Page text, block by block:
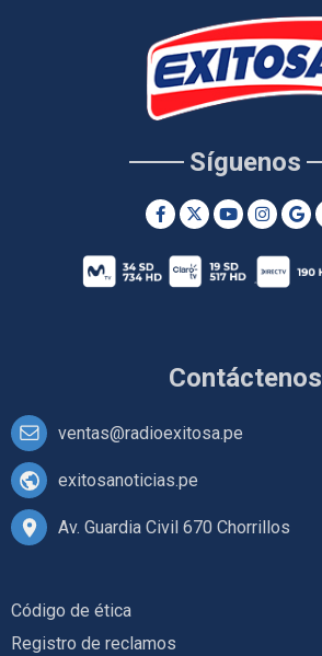
Contáctenos
ventas@radioexitosa.pe
exitosanoticias.pe
Av. Guardia Civil 670 Chorrillos
Síguenos
Código de ética
Registro de reclamos